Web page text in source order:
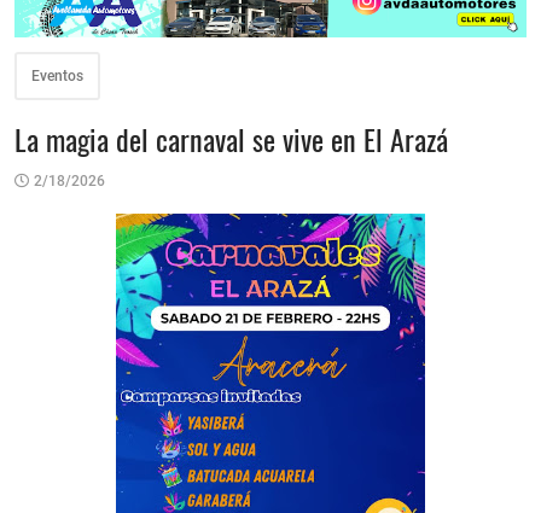
Eventos
La magia del carnaval se vive en El Arazá
2/18/2026